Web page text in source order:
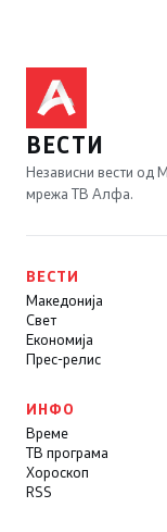
ВЕСТИ
Независни вести од
мрежа ТВ Алфа.
ВЕСТИ
Македонија
Свет
Економија
Прес-релис
ИНФО
Време
ТВ програма
Хороскоп
RSS